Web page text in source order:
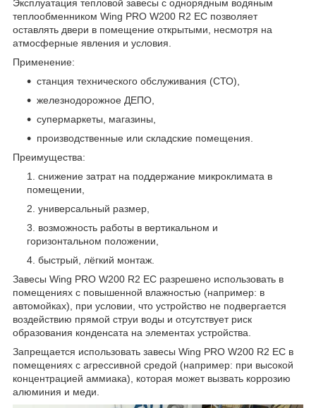
Эксплуатация тепловой завесы с однорядным водяным
теплообменником Wing PRO W200 R2 EC позволяет
оставлять двери в помещение открытыми, несмотря на
атмосферные явления и условия.
Применение:
станция технического обслуживания (СТО),
железнодорожное ДЕПО,
супермаркеты, магазины,
производственные или складские помещения.
Преимущества:
снижение затрат на поддержание микроклимата в
помещении,
универсальный размер,
возможность работы в вертикальном и
горизонтальном положении,
быстрый, лёгкий монтаж.
Завесы Wing PRO W200 R2 EC разрешено использовать в
помещениях с повышенной влажностью (например: в
автомойках), при условии, что устройство не подвергается
воздействию прямой струи воды и отсутствует риск
образования конденсата на элементах устройства.
Запрещается использовать завесы Wing PRO W200 R2 EC в
помещениях с агрессивной средой (например: при высокой
концентрацией аммиака), которая может вызвать коррозию
алюминия и меди.